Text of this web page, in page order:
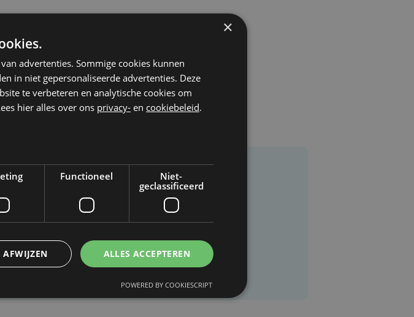
opgemerkt in dit artikel?
weten
×
advertenties. Sommige cookies kunnen
in niet gepersonaliseerde advertenties. Deze
te verbeteren en analytische cookies om
hier alles over ons privacy- en cookiebeleid.
Functioneel
Niet-
geclassificeerd
ALLES ACCEPTEREN
AFWIJZEN
POWERED BY COOKIESCRIPT